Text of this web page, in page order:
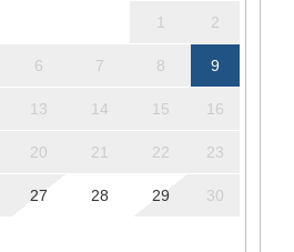
1 2
6 7 8 9
13 14 15 16
20 21 22 23
27 28 29 30